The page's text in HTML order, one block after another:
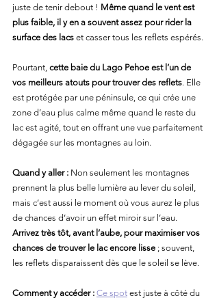
juste de tenir debout ! Même quand le vent est
plus faible, il y en a souvent assez pour rider la
surface des lacs et casser tous les reflets espérés.
Pourtant, cette baie du Lago Pehoe est l’un de
vos meilleurs atouts pour trouver des reflets. Elle
est protégée par une péninsule, ce qui crée une
zone d’eau plus calme même quand le reste du
lac est agité, tout en offrant une vue parfaitement
dégagée sur les montagnes au loin.
Quand y aller : Non seulement les montagnes
prennent la plus belle lumière au lever du soleil,
mais c’est aussi le moment où vous aurez le plus
de chances d’avoir un effet miroir sur l’eau.
Arrivez très tôt, avant l’aube, pour maximiser vos
chances de trouver le lac encore lisse ; souvent,
les reflets disparaissent dès que le soleil se lève.
Comment y accéder : Ce spot est juste à côté du